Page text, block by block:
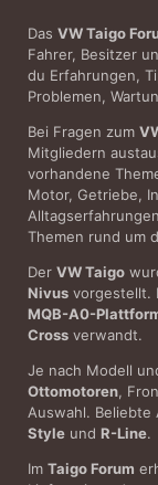
Das VW Taigo
Fahrer, Besitzer
du Erfahrungen,
Problemen,
Bei Fragen zum
Mitgliedern
vorhandene
Motor, Getriebe,
Themen rund um
Der VW Taigo
Nivus vorgestellt.
MQB-A0-
Cross verwandt.
Je nach Modell
Ottomotoren,
Auswahl.
Style und R-Line.
Im Taigo Forum